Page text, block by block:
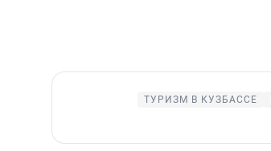
ТУРИЗМ В КУЗБАССЕ